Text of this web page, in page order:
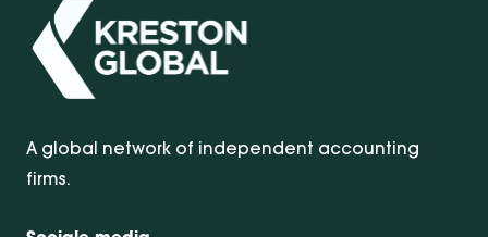
A global network of independent accounting
firms.